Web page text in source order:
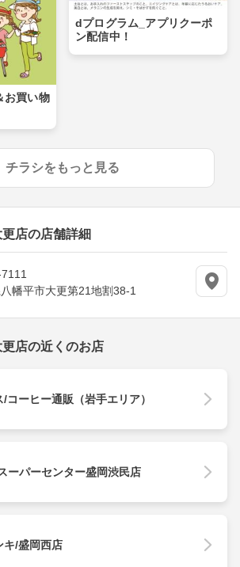
お買い物
dプログラム_アプリクーポ
ン配信中！
チラシをもっと見る
店の店舗詳細
幡平市大更第21地割38-1
店の近くのお店
コーヒー通販（岩手エリア）
ーパーセンター盛岡渋民店
キ/盛岡西店